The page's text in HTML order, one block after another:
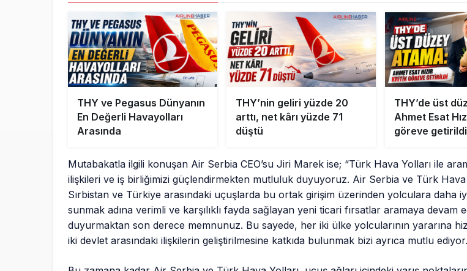
THY ve Pegasus Dünyanın
En Değerli Havayolları
Arasında
THY’nin geliri yüzde 20
arttı, net kârı yüzde 71
düştü
THY’de üst
Ahmet Esat
göreve getirildi
Mutabakatla ilgili konuşan Air Serbia CEO’su Jiri Marek ise; “Türk Hava Yolları ile
ilişkileri ve iş birliğimizi güçlendirmekten mutluluk duyuyoruz. Air Serbia ve Türk Hava
Sırbistan ve Türkiye arasındaki uçuşlarda bu ortak girişim üzerinden yolculara daha
sunmak adına verimli ve karşılıklı fayda sağlayan yeni ticari fırsatlar aramaya devam
duyurmaktan son derece memnunuz. Bu sayede, her iki ülke yolcularının yararına
iki devlet arasındaki ilişkilerin geliştirilmesine katkıda bulunmak bizi ayrıca mutlu